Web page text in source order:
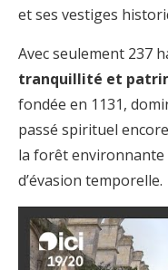
et ses vestiges
Avec seulement 237
tranquillité et
fondée en 1131,
passé spirituel
la forêt
d’évasion temporelle.